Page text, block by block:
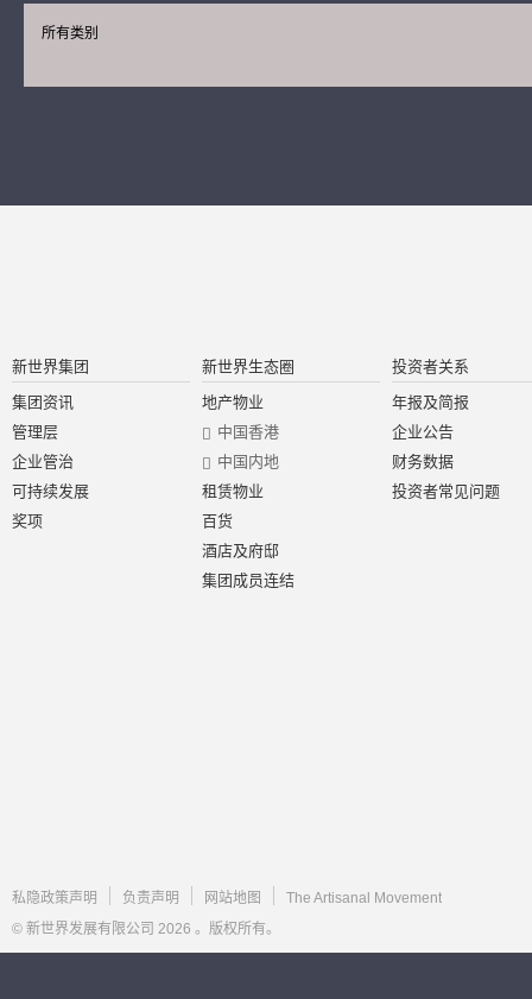
所有类别
新世界集团
集团资讯
管理层
企业管治
可持续发展
奖项
新世界生态圈
地产物业
中国香港
中国内地
租赁物业
百货
酒店及府邸
集团成员连结
投资者关系
年报及简报
企业公告
财务数据
投资者常见问题
私隐政策声明 负责声明 网站地图
The Artisanal Movement
© 新世界发展有限公司 2026 。版权所有。